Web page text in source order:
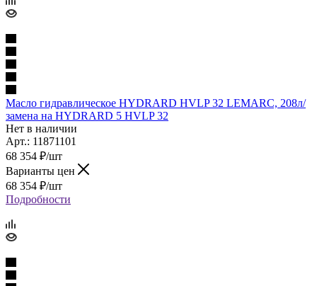
Масло гидравлическое HYDRARD HVLP 32 LEMARC, 208л/
замена на HYDRARD 5 HVLP 32
Нет в наличии
Арт.: 11871101
68 354 ₽/шт
Варианты цен
68 354 ₽/шт
Подробности